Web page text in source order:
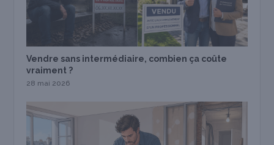
Vendre sans intermédiaire, combien ça coûte
vraiment ?
28 mai 2026